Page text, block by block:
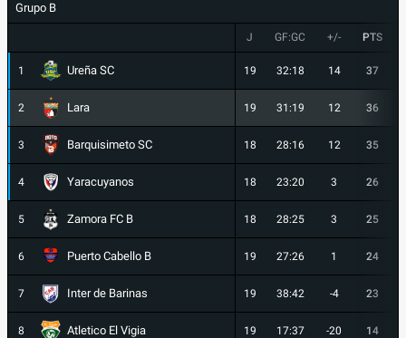
Grupo B
J GF:GC +/- PTS
1 Ureña SC 19 32:18 14 37
2 Lara 19 31:19 12 36
3 Barquisimeto SC 18 28:16 12 35
4 Yaracuyanos 18 23:20 3 26
5 Zamora FC B 18 28:25 3 25
6 Puerto Cabello B 19 27:26 1 24
7 Inter de Barinas 19 38:42 -4 23
8 Atletico El Vigia 19 17:37 -20 14